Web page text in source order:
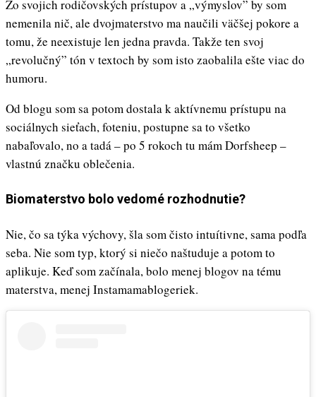
Zo svojich rodičovských prístupov a „výmyslov” by som
nemenila nič, ale dvojmaterstvo ma naučili väčšej pokore a
tomu, že neexistuje len jedna pravda. Takže ten svoj
„revolučný” tón v textoch by som isto zaobalila ešte viac do
humoru.
Od blogu som sa potom dostala k aktívnemu prístupu na
sociálnych sieťach, foteniu, postupne sa to všetko
nabaľovalo, no a tadá – po 5 rokoch tu mám Dorfsheep –
vlastnú značku oblečenia.
Biomaterstvo bolo vedomé rozhodnutie?
Nie, čo sa týka výchovy, šla som čisto intuítivne, sama podľa
seba. Nie som typ, ktorý si niečo naštuduje a potom to
aplikuje. Keď som začínala, bolo menej blogov na tému
materstva, menej Instamamablogeriek.